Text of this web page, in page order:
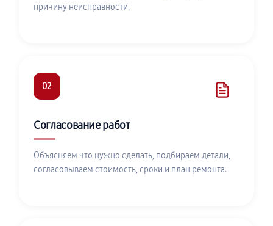
причину неисправности.
02
Согласование работ
Объясняем что нужно сделать, подбираем детали,
согласовываем стоимость, сроки и план ремонта.